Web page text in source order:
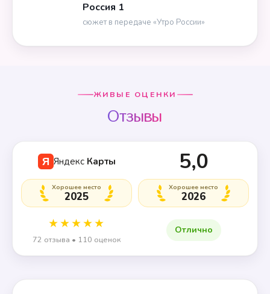
Россия 1
сюжет в передаче «Утро России»
ЖИВЫЕ ОЦЕНКИ
Отзывы
Я Яндекс Карты 5,0
★★★★★
72 отзыва • 110 оценок
Хорошее место
2025
Хорошее место
2026
Отлично